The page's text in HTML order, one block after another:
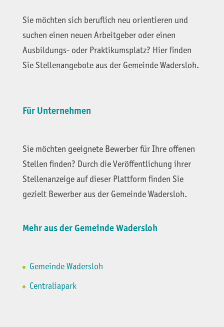
Sie möchten sich beruflich neu orientieren und
suchen einen neuen Arbeitgeber oder einen
Ausbildungs- oder Praktikumsplatz? Hier finden
Sie Stellenangebote aus der Gemeinde Wadersloh.
Für Unternehmen
Sie möchten geeignete Bewerber für Ihre offenen
Stellen finden? Durch die Veröffentlichung ihrer
Stellenanzeige auf dieser Plattform finden Sie
gezielt Bewerber aus der Gemeinde Wadersloh.
Mehr aus der Gemeinde Wadersloh
Gemeinde Wadersloh
Centraliapark